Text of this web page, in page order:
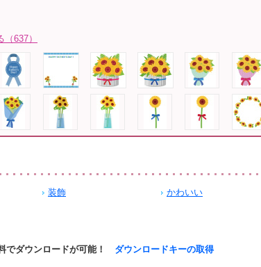
637）
装飾
かわいい
でダウンロードが可能！ ダウンロードキーの取得